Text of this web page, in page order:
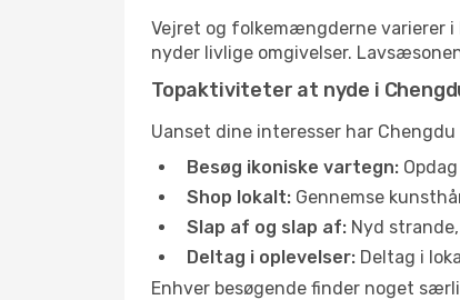
Vejret og folkemængderne varierer
nyder livlige omgivelser.
Topaktiviteter at nyde i
Uanset dine interesser har
Besøg ikoniske vartegn:
Shop lokalt: Gennemse
Slap af og slap af: Nyd
Deltag i oplevelser: Deltag i
Enhver besøgende finder noget